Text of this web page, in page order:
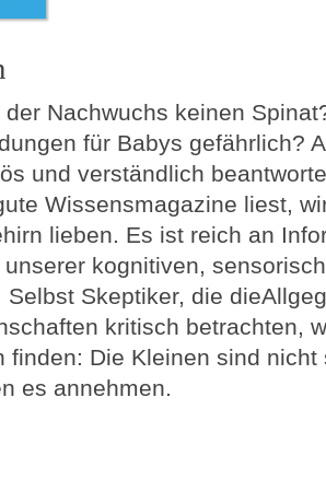
der Nachwuchs keinen
für Babys gefährlich?
und verständlich
Wissensmagazine liest,
lieben. Es ist reich an
kognitiven,
Selbst Skeptiker, die
kritisch betrachten,
finden: Die Kleinen sind nicht
es annehmen.